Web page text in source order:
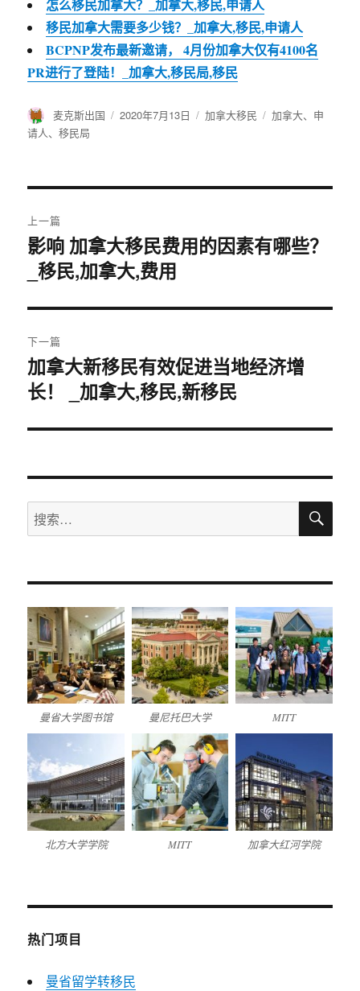
怎么移民加拿大？_加拿大,移民,申请人
移民加拿大需要多少钱？_加拿大,移民,申请人
BCPNP发布最新邀请， 4月份加拿大仅有4100名
PR进行了登陆！_加拿大,移民局,移民
作
者
麦克斯出国
发
2020年7月13日
分
加拿大移民
标
加拿大、 申
请人、移民局
章
导
航
上一篇
上
篇
章：
影响 加拿大移民费用的因素有哪些？
_移民,加拿大,费用
下一篇
下
篇
章：
加拿大新移民有效促进当地经济增
长！ _加拿大,移民,新移民
搜
索：
搜
曼省大学图书馆 曼尼托巴大学 MITT
北方大学学院 MITT 加拿大红河学院
热门项目
曼省留学转移民